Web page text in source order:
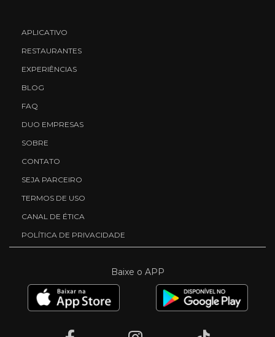
APLICATIVO
RESTAURANTES
EXPERIÊNCIAS
BLOG
FAQ
DUO EMPRESAS
SOBRE
CONTATO
SEJA PARCEIRO
TERMOS DE USO
CANAL DE ÉTICA
POLÍTICA DE PRIVACIDADE
Baixe o APP